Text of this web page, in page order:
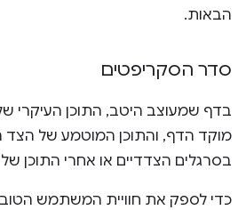
הבאות.
סדר הסקריפטים
בדף שמעוצב היטב, התוכן העיקרי
מוקד הדף, והתוכן המוטמע של הצד
בסרגלים הצדדיים או אחרי התוכן
כדי לספק את חוויית המשתמש